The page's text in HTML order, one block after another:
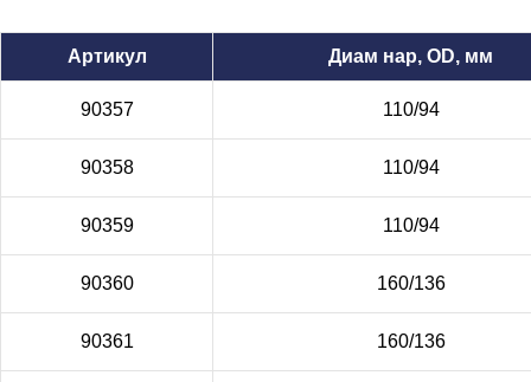
Артикул Диам нар, OD, мм
90357 110/94
90358 110/94
90359 110/94
90360 160/136
90361 160/136